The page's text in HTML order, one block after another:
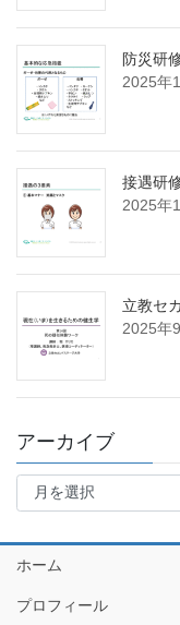
防災研
2025年
接遇研
2025年
立教セ
2025年
アーカイブ
ア
イ
ブ
ホーム
プロフィール